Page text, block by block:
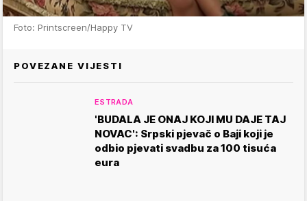
Foto: Printscreen/Happy TV
POVEZANE VIJESTI
ESTRADA
'BUDALA JE ONAJ KOJI MU DAJE TAJ
NOVAC': Srpski pjevač o Baji koji je
odbio pjevati svadbu za 100 tisuća
eura